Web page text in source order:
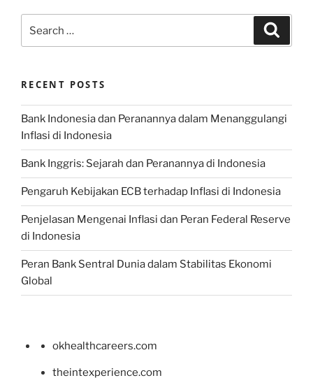
for:
RECENT POSTS
Bank Indonesia dan Peranannya dalam Menanggulangi
Inflasi di Indonesia
Bank Inggris: Sejarah dan Peranannya di Indonesia
Pengaruh Kebijakan ECB terhadap Inflasi di Indonesia
Penjelasan Mengenai Inflasi dan Peran Federal Reserve
di Indonesia
Peran Bank Sentral Dunia dalam Stabilitas Ekonomi
Global
okhealthcareers.com
theintexperience.com